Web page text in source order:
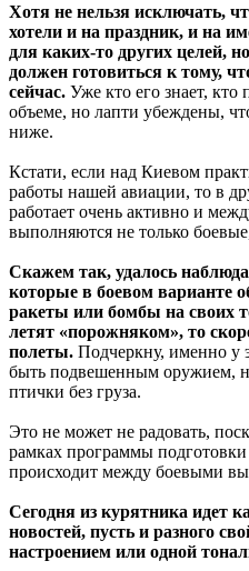
Хотя не нельзя исключать,
хотели и на праздник, и на
для каких-то других целей,
должен готовиться к тому,
сейчас. Уже кто его знает,
объеме, но лапти убеждены,
ниже.
Кстати, если над Киевом
работы нашей авиации, то в
работает очень активно и
выполняются не только
Скажем так, удалось
которые в боевом варианте
ракеты или бомбы на своих
летят «порожняком», то
полеты. Подчеркну, именно у
быть подвешенным оружием,
птички без груза.
Это не может не радовать,
рамках программы
происходит между боевыми
Сегодня из курятника идет
новостей, пусть и разного
настроением или одной